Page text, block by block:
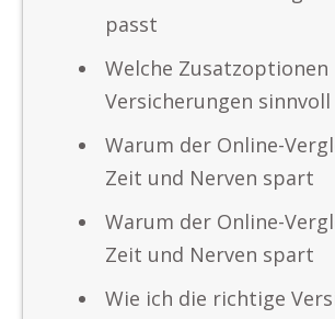
passt
Welche Zusatzoptionen
Versicherungen sinnvoll
Warum der Online-
Zeit und Nerven spart
Warum der Online-
Zeit und Nerven spart
Wie ich die richtige